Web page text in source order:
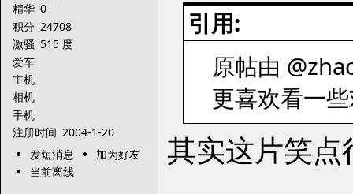
精华 0
积分 24708
激骚 515 度
爱车
主机
相机
手机
注册时间 2004-1-20
发短消息
加为好友
当前离线
引用:
原帖由
更喜欢看一
其实这片笑点